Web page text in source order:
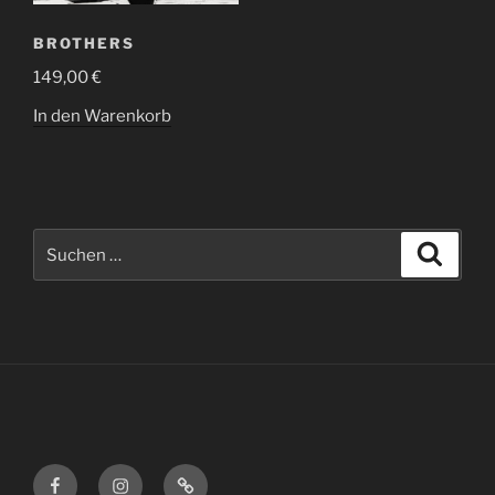
BROTHERS
149,00€
In den Warenkorb
nach:
FacebookInstagramKategorie